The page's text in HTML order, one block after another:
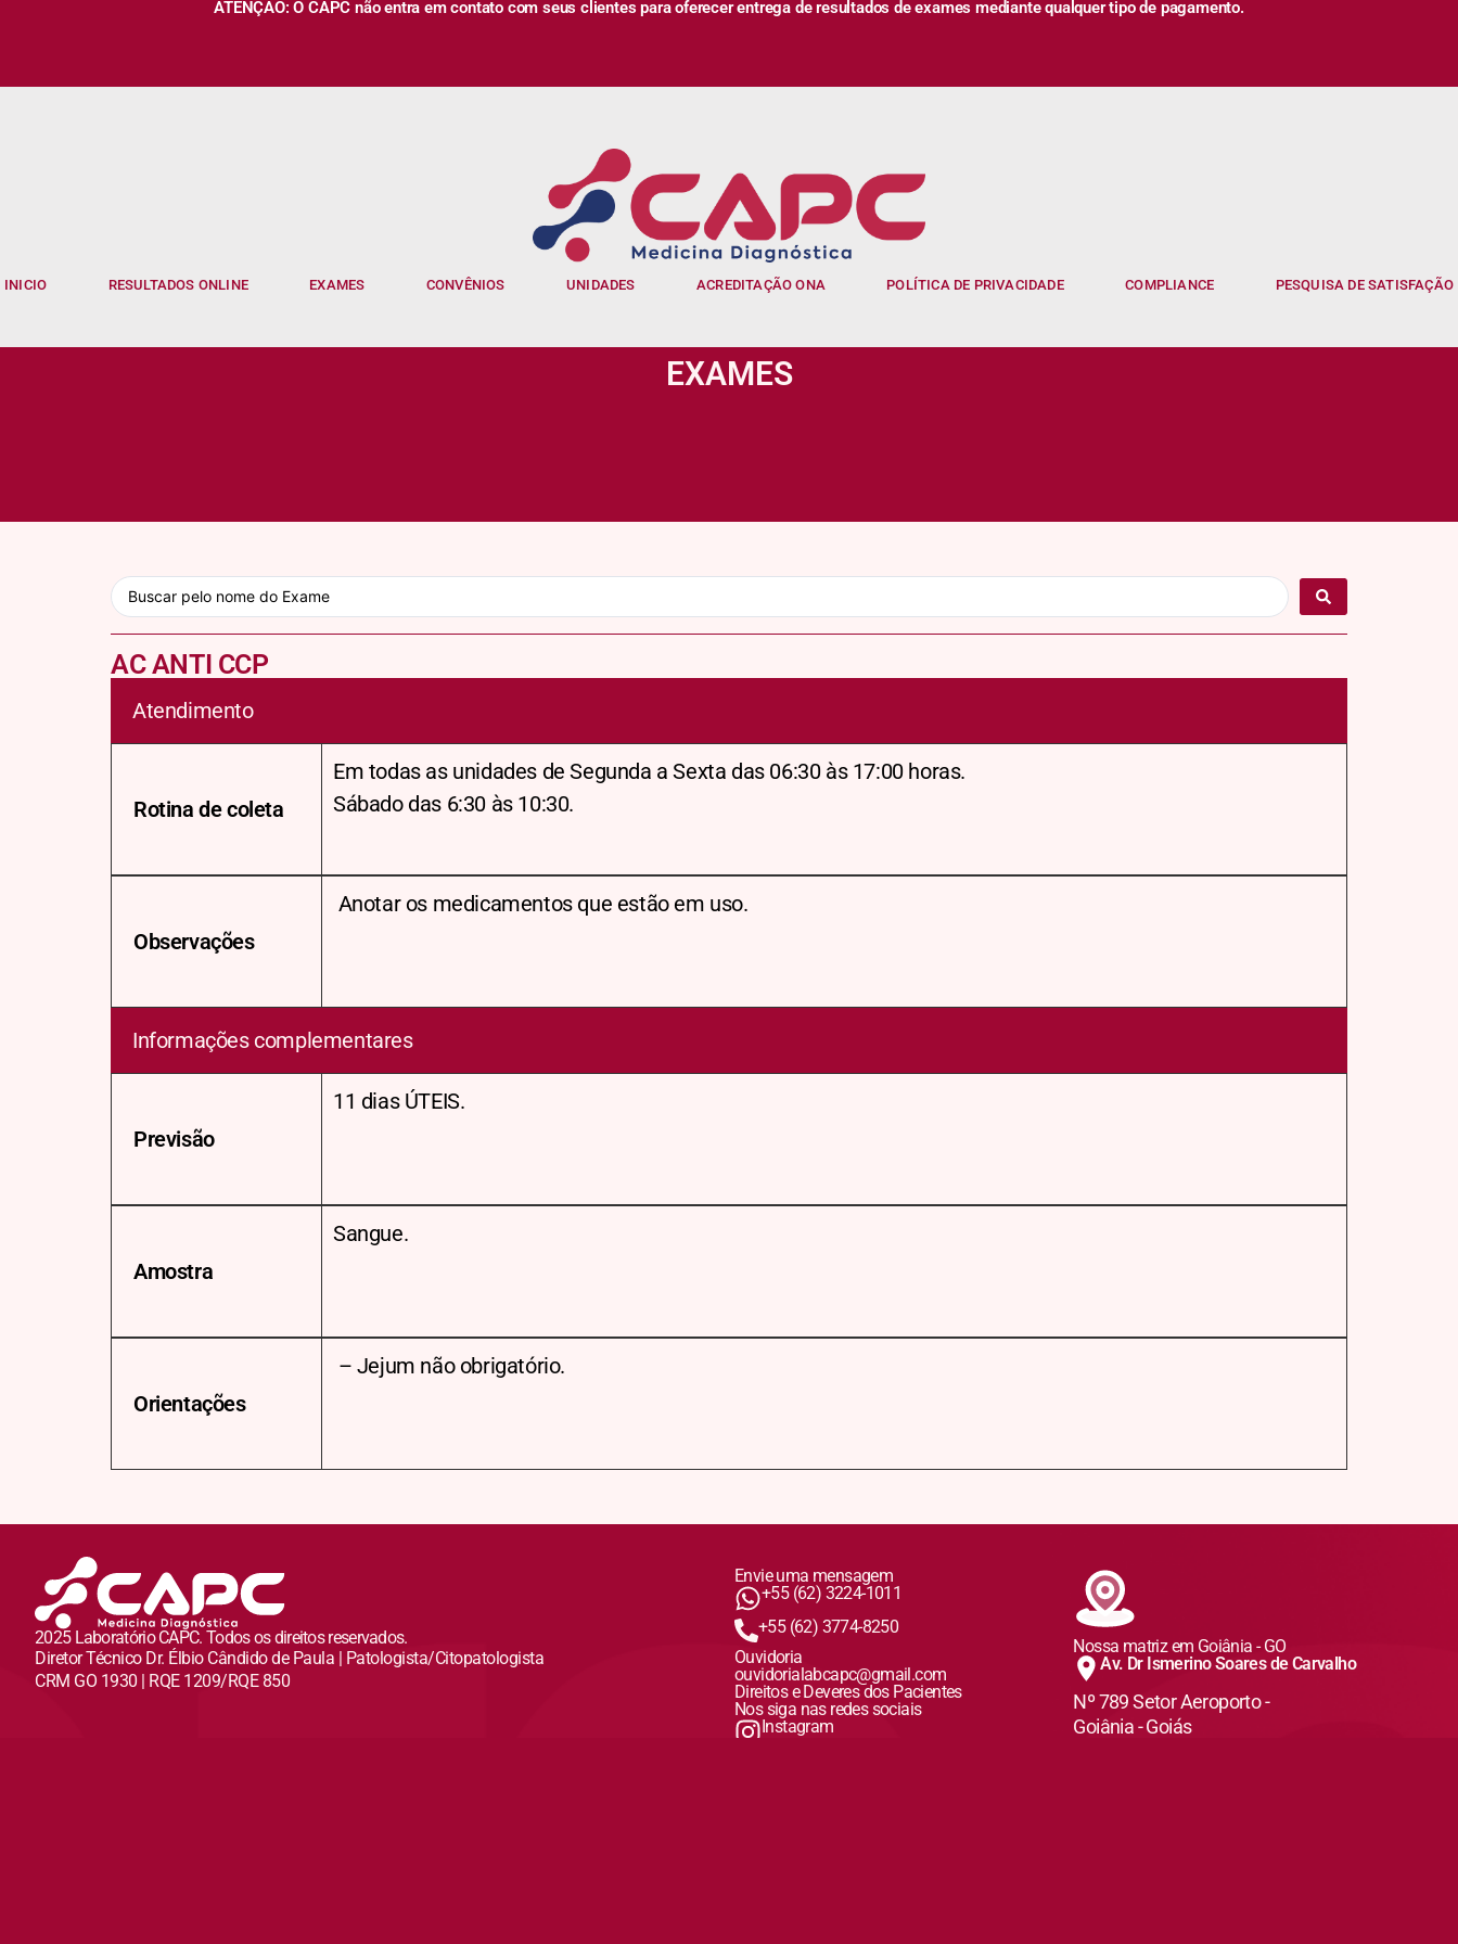
ATENÇÃO: O CAPC não entra em contato com seus clientes para oferecer entrega de resultados de exames mediante qualquer tipo de pagamento.
INICIO RESULTADOS ONLINE EXAMES CONVÊNIOS UNIDADES ACREDITAÇÃO ONA POLÍTICA DE PRIVACIDADE COMPLIANCE PESQUISA DE SATISFAÇÃO
EXAMES
AC ANTI CCP
Atendimento
Rotina de coleta
Em todas as unidades de Segunda a Sexta das 06:30 às 17:00 horas.
Sábado das 6:30 às 10:30.
Observações
Anotar os medicamentos que estão em uso.
Informações complementares
Previsão
11 dias ÚTEIS.
Amostra
Sangue.
Orientações
– Jejum não obrigatório.
2025 Laboratório CAPC. Todos os direitos reservados.
Diretor Técnico Dr. Élbio Cândido de Paula | Patologista/Citopatologista
CRM GO 1930 | RQE 1209/RQE 850
Envie uma mensagem
+55 (62) 3224-1011
+55 (62) 3774-8250
Ouvidoria
ouvidorialabcapc@gmail.com
Direitos e Deveres dos Pacientes
Nos siga nas redes sociais
Instagram
Nossa matriz em Goiânia - GO
Av. Dr Ismerino Soares de Carvalho
Nº 789 Setor Aeroporto -
Goiânia - Goiás